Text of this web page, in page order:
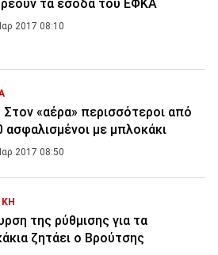
τα έσοδα του ΕΦΚΑ
2017 08:10
«αέρα» περισσότεροι από
ασφαλισμένοι με μπλοκάκι
2017 08:50
της ρύθμισης για τα
ζητάει ο Βρούτσης